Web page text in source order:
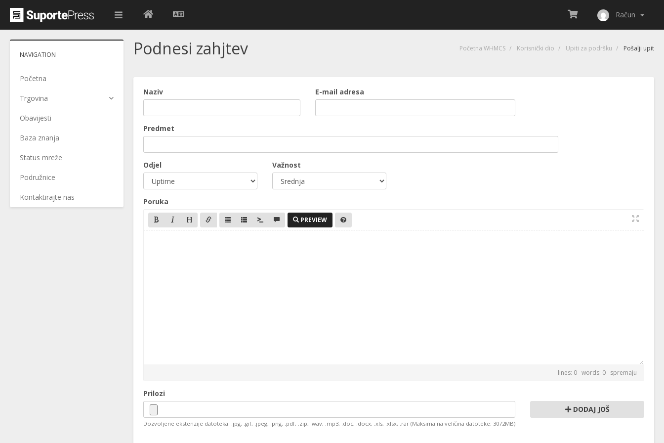
Račun
NAVIGATION
Početna
Trgovina
Obavijesti
Baza znanja
Status mreže
Podružnice
Kontaktirajte nas
Podnesi zahjtev Početna WHMCS Korisnički dio Upiti za podršku Pošalji upit
Naziv E-mail adresa
Predmet
Odjel Važnost
Poruka
PREVIEW
lines: 0 words: 0 spremaju
Prilozi
DODAJ JOŠ
Dozvoljene ekstenzije datoteka: .jpg, .gif, .jpeg, .png, .pdf, .zip, .wav, .mp3, .doc, .docx, .xls, .xlsx, .rar (Maksimalna veličina datoteke: 3072MB)